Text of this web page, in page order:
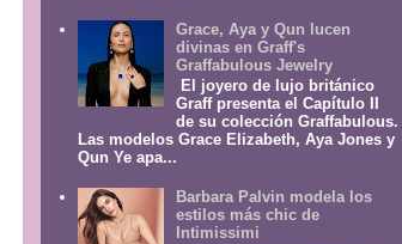
Grace, Aya y Qun lucen
divinas en Graff's
Graffabulous Jewelry
El joyero de lujo británico
Graff presenta el Capítulo II
de su colección Graffabulous.
Las modelos Grace Elizabeth, Aya Jones y
Qun Ye apa...
Barbara Palvin modela los
estilos más chic de
Intimissimi